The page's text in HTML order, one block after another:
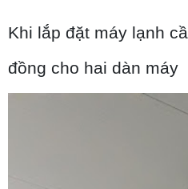
Khi lắp đặt máy lạnh
đồng cho hai dàn máy